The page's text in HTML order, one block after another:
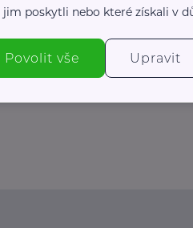
jim poskytli nebo které získali v
Povolit vše Upravit